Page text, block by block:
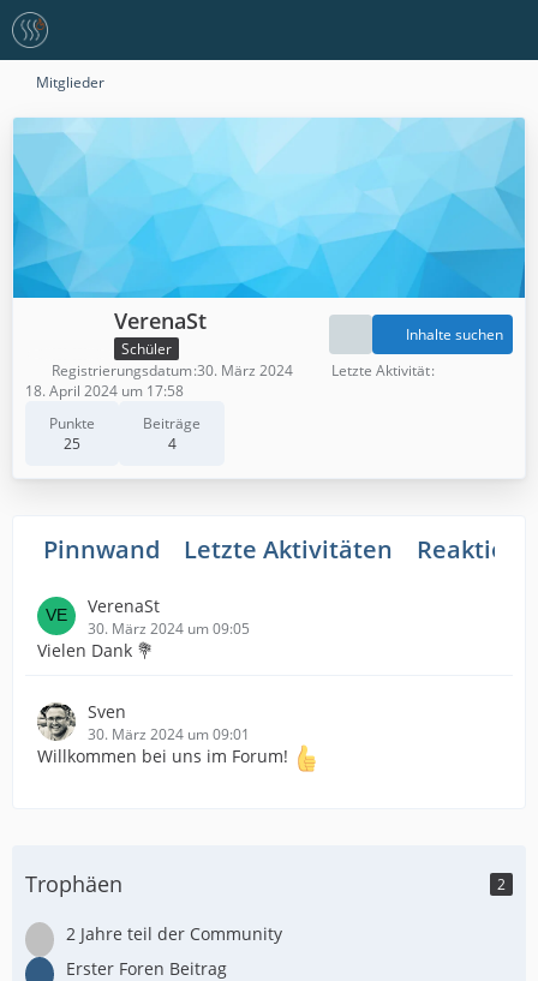
Mitglieder
VerenaSt
Schüler
Punkte
25
Beiträge
4
Inhalte suchen
Registrierungsdatum 30. März 2024
Letzte Aktivität
18. April 2024 um 17:58
Pinnwand Letzte Aktivitäten
VerenaSt
30. März 2024 um 09:05
Vielen Dank 💐
Sven
30. März 2024 um 09:01
Willkommen bei uns im Forum!
Trophäen 2
2 Jahre teil der Community
Erster Foren Beitrag